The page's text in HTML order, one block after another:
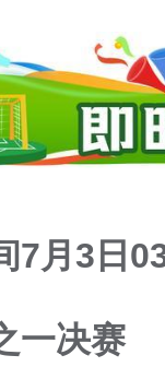
7月3日
一决赛